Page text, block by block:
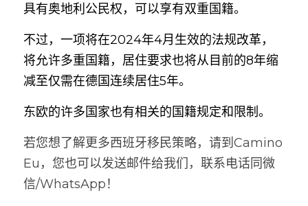
具有奥地利公民权，可以享有双重国籍。
不过，一项将在2024年4月生效的法规改革，
将允许多重国籍，居住要求也将从目前的8年缩
减至仅需在德国连续居住5年。
东欧的许多国家也有相关的国籍规定和限制。
若您想了解更多西班牙移民策略，请到Camino
Eu，您也可以发送邮件给我们，联系电话同微
信/WhatsApp！